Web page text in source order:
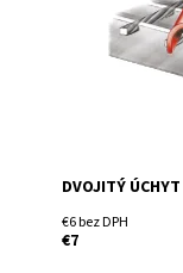
Dostupnosť:
DVOJITÝ
€6 bez DPH
€7